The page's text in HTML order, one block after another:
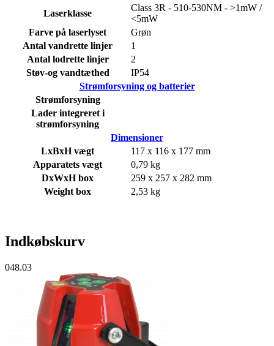
Laserklasse
Class 3R - 510-530NM - >1mW /
<5mW
Farve på laserlyset
Grøn
Antal vandrette linjer
1
Antal lodrette linjer
2
Støv-og vandtæthed
IP54
Strømforsyning og batterier
Strømforsyning
Lader integreret i
strømforsyning
Dimensioner
LxBxH vægt
117 x 116 x 177 mm
Apparatets vægt
0,79 kg
DxWxH box
259 x 257 x 282 mm
Weight box
2,53 kg
Indkøbskurv
048.03